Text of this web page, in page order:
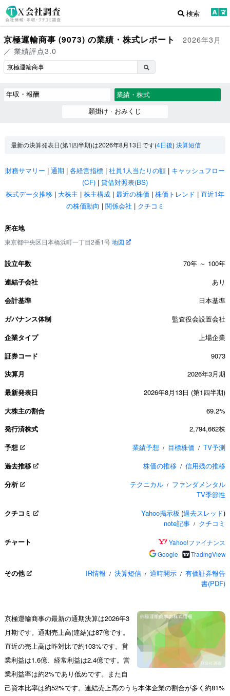
検索
京極運輸商事 (9073) の業績・株式レポート
2026年3月
／ 業績評点3.0
年収・報酬
業績・株式
願掛け · おみくじ
最新の決算発表日(第1四半期)は2026年8月13日です(4日後)決算短信
財務サマリー | 通期 | 各経営指標 | 社員1人当たりの額 | キャッシュフロー
(CF) | 貸借対照表(BS)
株式データ推移 | 大株主 | 株主構成 | 最近の株価 | 株価トレンド | 直近1年
の株価動向 | 関係会社 | クチコミ
所在地
東京都中央区日本橋浜町一丁目2番1号地図
設立年数
70年 ～ 100年
連結子会社
あり
会計基準
日本基準
ガバナンス体制
監査役会設置会社
企業タイプ
上場企業
証券コード
9073
決算月
2026年3月期
最新発表日
2026年8月13日 (第1四半期)
大株主の割合
69.2%
発行済株式
2,794,662株
予想
業績予想 / 目標株価 / TV予測
過去推移
株価の推移 / 信用残の推移
分析
テクニカル / ファンダメンタル
TV季節性
クチコミ
Yahoo掲示板 (過去スレッド)
note記事 / クチコミ
チャート
Yahoo!ファイナンス
Google
TradingView
その他 IR情報 / 決算短信 / 適時開示 / 有価証券報告
書(PDF)
京極運輸商事の最新の通期決算は2026年3
月期です。通期売上高(連結)は87億です。
直近の売上高は昨対比で約103%です。営
業利益は1.6億、経常利益は2.4億です。営
業利益率は約2%であり低めです。また自
己資本比率は約52%です。連結売上高のうち本体企業の割合が多く約81%